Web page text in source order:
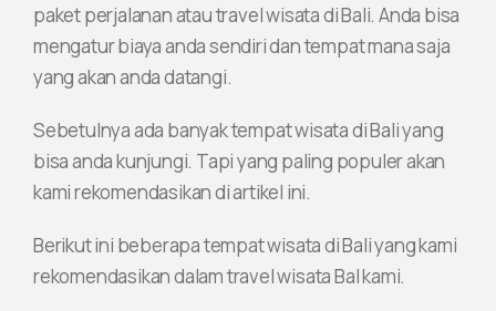
paket perjalanan atau travel wisata di Bali. Anda bisa
mengatur biaya anda sendiri dan tempat mana saja
yang akan anda datangi.
Sebetulnya ada banyak tempat wisata di Bali yang
bisa anda kunjungi. Tapi yang paling populer akan
kami rekomendasikan di artikel ini.
Berikut ini beberapa tempat wisata di Bali yang kami
rekomendasikan dalam travel wisata Bal kami.